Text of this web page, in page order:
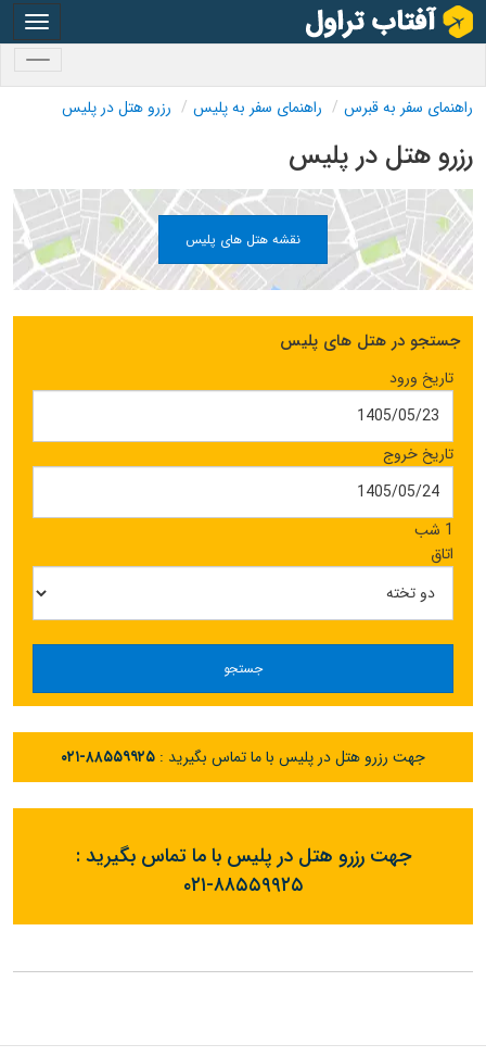
راهنمای سفر به قبرس راهنمای سفر به پلیس رزرو هتل در پلیس
رزرو هتل در پلیس
نقشه هتل های پلیس
جستجو در هتل های پلیس
تاریخ ورود
تاریخ خروج
1 شب
اتاق
جستجو
جهت رزرو هتل در پلیس با ما تماس بگیرید : ۰۲۱-۸۸۵۵۹۹۲۵
جهت رزرو هتل در پلیس با ما تماس بگیرید :
۰۲۱-۸۸۵۵۹۹۲۵